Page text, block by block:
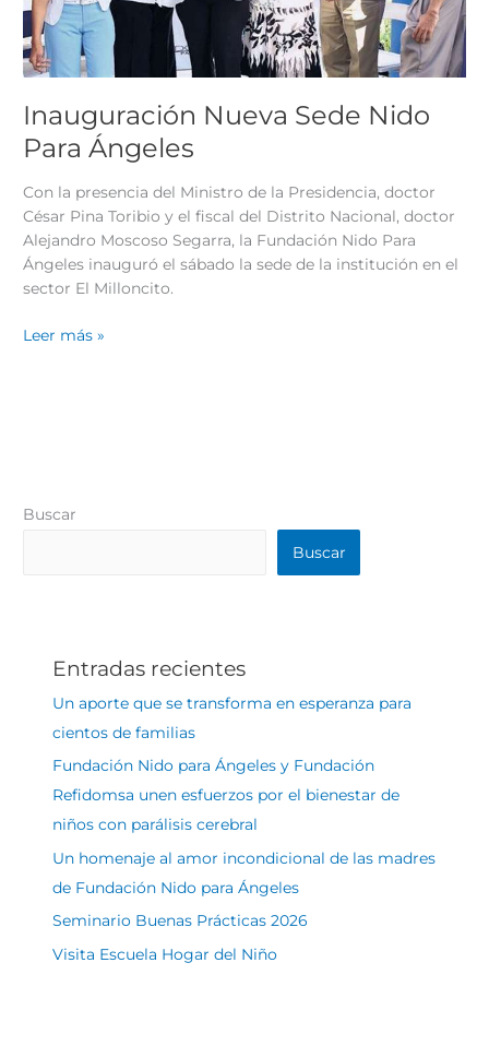
Inauguración Nueva Sede Nido
Para Ángeles
Con la presencia del Ministro de la Presidencia, doctor
César Pina Toribio y el fiscal del Distrito Nacional, doctor
Alejandro Moscoso Segarra, la Fundación Nido Para
Ángeles inauguró el sábado la sede de la institución en el
sector El Milloncito.
Leer más »
Buscar
Buscar
Entradas recientes
Un aporte que se transforma en esperanza para
cientos de familias
Fundación Nido para Ángeles y Fundación
Refidomsa unen esfuerzos por el bienestar de
niños con parálisis cerebral
Un homenaje al amor incondicional de las madres
de Fundación Nido para Ángeles
Seminario Buenas Prácticas 2026
Visita Escuela Hogar del Niño